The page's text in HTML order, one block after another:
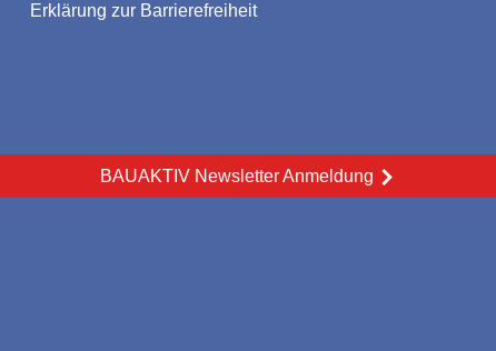
Erklärung zur Barrierefreiheit
BAUAKTIV Newsletter Anmeldung